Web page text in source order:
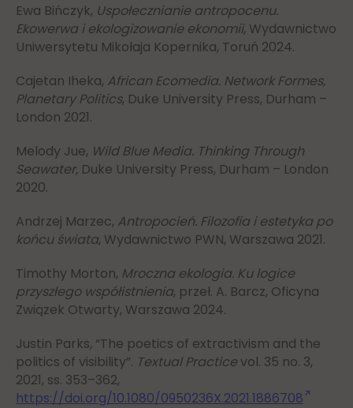
Ewa Bińczyk, Uspołecznianie antropocenu.
Ekowerwa i ekologizowanie ekonomii, Wydawnictwo
Uniwersytetu Mikołaja Kopernika, Toruń 2024.
Cajetan Iheka, African Ecomedia. Network Formes,
Planetary Politics, Duke University Press, Durham –
London 2021.
Melody Jue, Wild Blue Media. Thinking Through
Seawater, Duke University Press, Durham – London
2020.
Andrzej Marzec, Antropocień. Filozofia i estetyka po
końcu świata, Wydawnictwo PWN, Warszawa 2021.
Timothy Morton, Mroczna ekologia. Ku logice
przyszłego współistnienia, przeł. A. Barcz, Oficyna
Związek Otwarty, Warszawa 2024.
Justin Parks, “The poetics of extractivism and the
politics of visibility”. Textual Practicevol. 35 no. 3,
2021, ss. 353–362,
https://doi.org/10.1080/0950236X.2021.1886708